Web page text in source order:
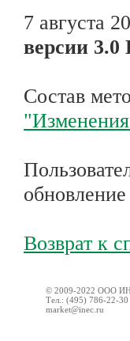
7 августа
версии
Состав
Возврат к
© 2009-2022 ООО
Тел.: (495) 786-22-30
market@inec.ru